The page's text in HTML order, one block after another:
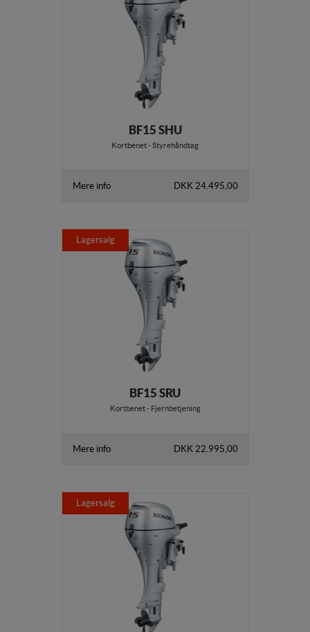
BF15 SHU
Kortbenet - Styrehåndtag
Mere info DKK 24.495,00
Lagersalg
BF15 SRU
Kortbenet - Fjernbetjening
Mere info DKK 22.995,00
Lagersalg